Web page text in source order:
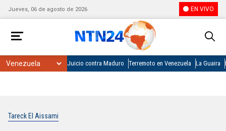
Jueves, 06 de agosto de 2026 EN VIVO
Juicio contra Maduro Terremoto en Venezuela La Guaira
Tareck El Aissami